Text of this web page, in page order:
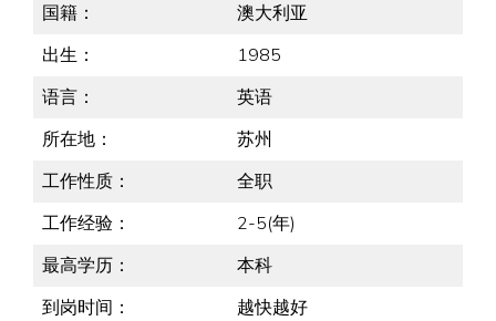
国籍：
澳大利亚
出生：
1985
语言：
英语
所在地：
苏州
工作性质：
全职
工作经验：
2-5(年)
最高学历：
本科
到岗时间：
越快越好